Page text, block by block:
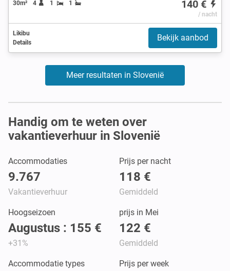
30m² 4 1 1 140 €
/ nacht
Likibu
Details
Bekijk aanbod
Meer resultaten in Slovenië
Handig om te weten over
vakantieverhuur in Slovenië
Accommodaties
9.767
Vakantieverhuur
Prijs per nacht
118 €
Gemiddeld
Hoogseizoen
Augustus : 155 €
+31%
prijs in Mei
122 €
Gemiddeld
Accommodatie types Prijs per week